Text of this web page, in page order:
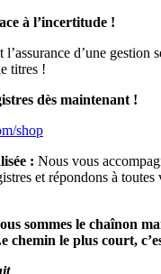
à l’incertitude !
l’assurance d’une gestion
titres !
dès maintenant !
shop
: Nous vous
et répondons à toutes
sommes le chaînon
chemin le plus court,